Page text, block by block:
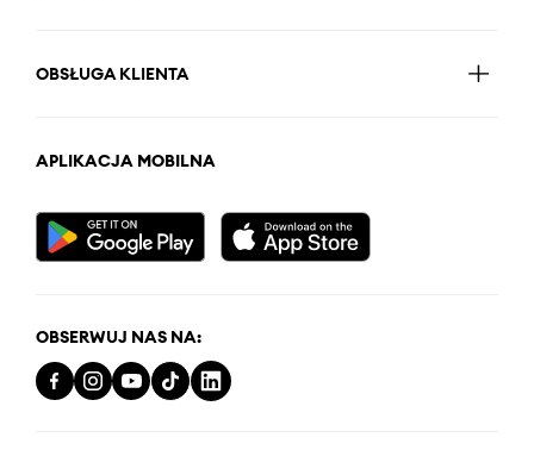
OBSŁUGA KLIENTA
APLIKACJA MOBILNA
OBSERWUJ NAS NA: